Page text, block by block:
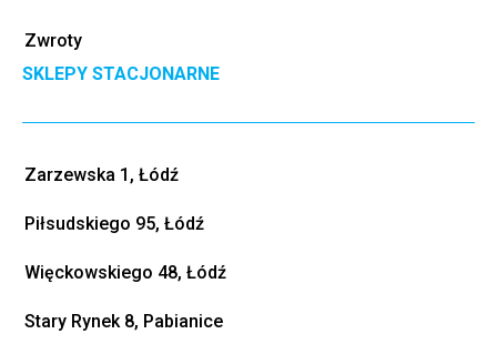
Zwroty
SKLEPY STACJONARNE
Zarzewska 1, Łódź
Piłsudskiego 95, Łódź
Więckowskiego 48, Łódź
Stary Rynek 8, Pabianice